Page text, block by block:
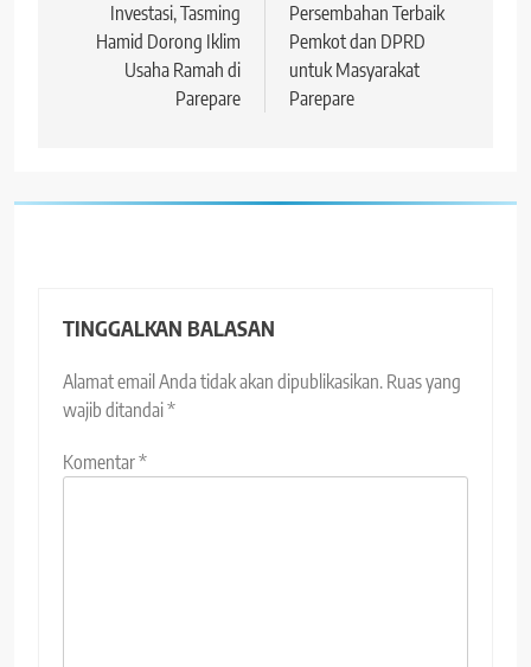
Investasi, Tasming
Hamid Dorong Iklim
Usaha Ramah di
Parepare
Persembahan Terbaik
Pemkot dan DPRD
untuk Masyarakat
Parepare
TINGGALKAN BALASAN
Alamat email Anda tidak akan dipublikasikan. Ruas yang
wajib ditandai*
Komentar*